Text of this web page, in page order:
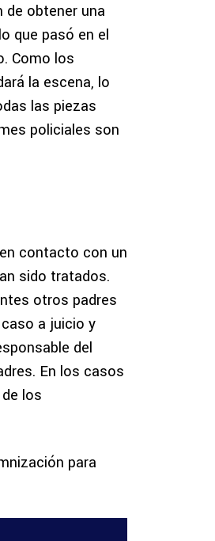
obtener una
que pasó en el
Como los
la escena, lo
las piezas
policiales son
contacto con un
sido tratados.
otros padres
a juicio y
del
En los casos
los
para